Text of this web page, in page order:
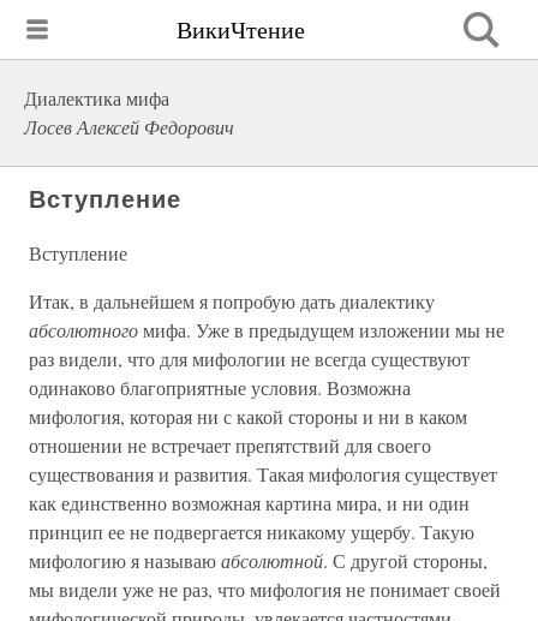
ВикиЧтение
Диалектика мифа
Лосев Алексей Федорович
Вступление
Вступление
Итак, в дальнейшем я попробую дать диалектику
абсолютногомифа. Уже в предыдущем изложении мы не
раз видели, что для мифологии не всегда существуют
одинаково благоприятные условия. Возможна
мифология, которая ни с какой стороны и ни в каком
отношении не встречает препятствий для своего
существования и развития. Такая мифология существует
как единственно возможная картина мира, и ни один
принцип ее не подвергается никакому ущербу. Такую
мифологию я называюабсолютной. С другой стороны,
мы видели уже не раз, что мифология не понимает своей